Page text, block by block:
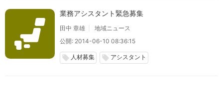
業務アシスタント緊急募集
田中 章雄
地域ニュース
公開: 2014-06-10 08:36:15
local_offer 人材募集 local_offer アシスタント